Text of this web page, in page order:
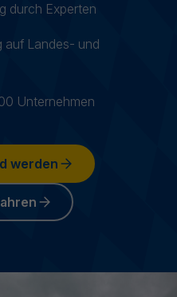
durch Experten
auf Landes- und
Unternehmen
werden